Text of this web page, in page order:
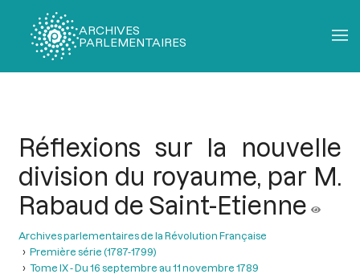
ARCHIVES
PARLEMENTAIRES
Réflexions sur la nouvelle
division du royaume, par M.
Rabaud de Saint-Etienne
Archives parlementaires de la Révolution Française
Première série (1787-1799)
Tome IX - Du 16 septembre au 11 novembre 1789